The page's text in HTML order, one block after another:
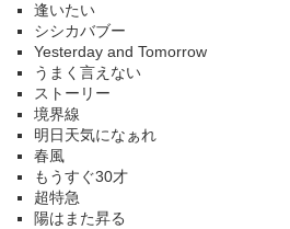
逢いたい
シシカバブー
Yesterday and Tomorrow
うまく言えない
ストーリー
境界線
明日天気になぁれ
春風
もうすぐ30才
超特急
陽はまた昇る